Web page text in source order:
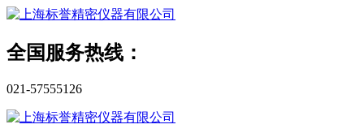
全国服务热线：
021-57555126